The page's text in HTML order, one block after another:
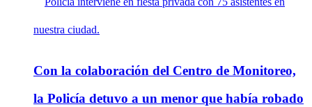
Con la colaboración del Centro de Monitoreo,
la Policía detuvo a un menor que había robado